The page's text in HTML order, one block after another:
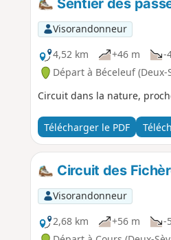
Sentier des
Visorandonneur
4,52 km
+46 m -
Départ à Béceleuf (Deux-
Circuit dans la nature,
Télécharger le PDF
Circuit des
Visorandonneur
2,68 km
+56 m -